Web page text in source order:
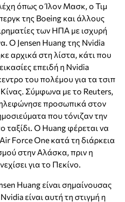
όπως ο Ίλον Μασκ, ο Τιμ
της Boeing και άλλους
των ΗΠΑ με ισχυρή
Ο Jensen Huang της Nvidia
αρχικά στη λίστα, κάτι που
επειδή η Nvidia
του πολέμου για τα τσιπ
Σύμφωνα με το Reuters,
προσωπικά στον
που τόνιζαν την
ταξίδι. Ο Huang φέρεται να
Force One κατά τη διάρκεια
στην Αλάσκα, πριν η
για το Πεκίνο.
Huang είναι σημαίνουσας
είναι αυτή τη στιγμή η